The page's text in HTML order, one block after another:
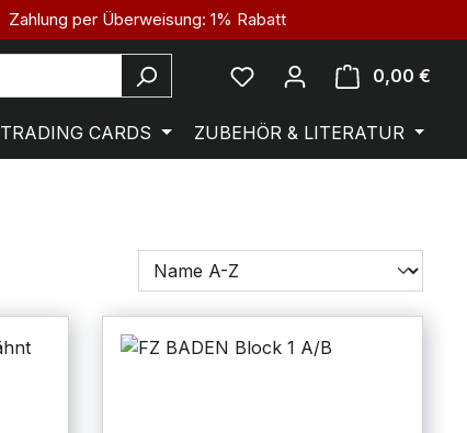
Zahlung per Überweisung: 1% Rabatt
0,00 €
TRADING CARDS ZUBEHÖR & LITERATUR